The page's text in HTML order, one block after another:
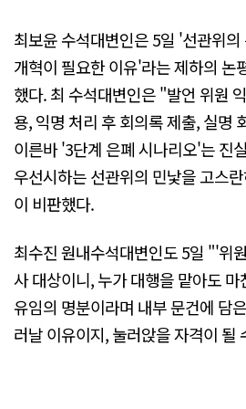
최보윤 수석대변인은 5일 '선관위
개혁이 필요한 이유'라는 제하의 논
했다. 최 수석대변인은 "발언 위원
용, 익명 처리 후 회의록 제출, 실명
이른바 '3단계 은폐 시나리오'는 진
우선시하는 선관위의 민낯을 고스
이 비판했다.
최수진 원내수석대변인도 5일 "'위
사 대상이니, 누가 대행을 맡아도
유임의 명분이라며 내부 문건에 담
러날 이유이지, 눌러앉을 자격이 될